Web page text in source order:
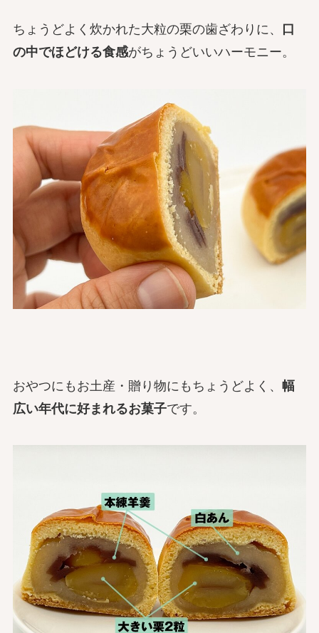
ちょうどよく炊かれた大粒の栗の歯ざわりに、
口
の中でほどける食感がちょうどいいハーモニー。
おやつにもお土産・贈り物にもちょうどよく、 幅
広い年代に好まれるお菓子です。